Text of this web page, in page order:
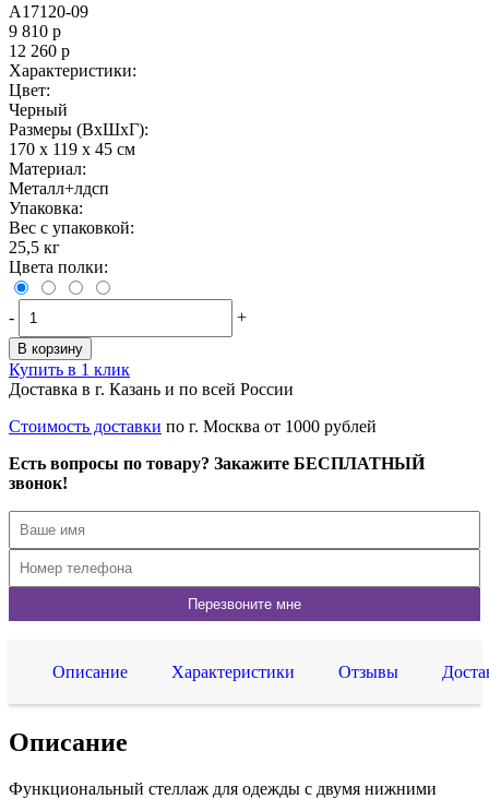
A17120-09
9 810 р
12 260 р
Характеристики:
Цвет:
Черный
Размеры (ВxШxГ):
170 x 119 x 45 см
Материал:
Металл+лдсп
Упаковка:
Вес с упаковкой:
25,5 кг
Цвета полки:
- +
В корзину
Купить в 1 клик
Доставка в г. Казань и по всей России
Стоимость доставки по г. Москва от 1000 рублей
Есть вопросы по товару? Закажите БЕСПЛАТНЫЙ
звонок!
Описание Характеристики Отзывы
Описание
Функциональный стеллаж для одежды с двумя нижними